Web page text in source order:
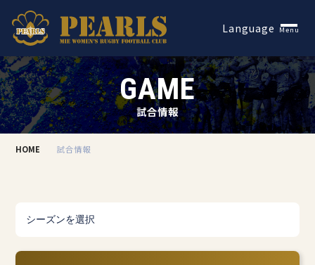
Language Menu
GAME
試合情報
HOME 試合情報